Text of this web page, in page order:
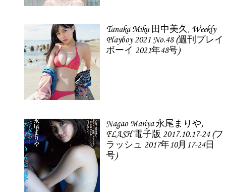
Tanaka Miku 田中美久, Weekly
Playboy 2021 No.48 (週刊プレイ
ボーイ 2021年48号)
Nagao Mariya 永尾まりや,
FLASH 電子版 2017.10.17-24 (フ
ラッシュ 2017年10月17-24日
号)